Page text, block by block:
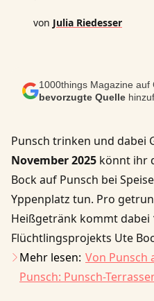
von Julia Riedesser
1000things Magazine auf
bevorzugte Quelle
Punsch trinken und dabei
November 2025 könnt ihr
Bock auf Punsch bei
Yppenplatz tun. Pro
Heißgetränk kommt dabei
Flüchtlingsprojekts Ute
Mehr lesen: Von Punsch
Punsch: Punsch-